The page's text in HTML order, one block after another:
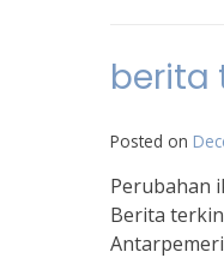
berita
Posted on
Perubahan
Berita